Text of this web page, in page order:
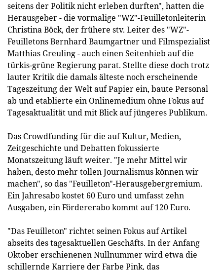
seitens der Politik nicht erleben durften", hatten die
Herausgeber - die vormalige "WZ"-Feuilletonleiterin
Christina Böck, der frühere stv. Leiter des "WZ"-
Feuilletons Bernhard Baumgartner und Filmspezialist
Matthias Greuling - auch einen Seitenhieb auf die
türkis-grüne Regierung parat. Stellte diese doch trotz
lauter Kritik die damals älteste noch erscheinende
Tageszeitung der Welt auf Papier ein, baute Personal
ab und etablierte ein Onlinemedium ohne Fokus auf
Tagesaktualität und mit Blick auf jüngeres Publikum.
Das Crowdfunding für die auf Kultur, Medien,
Zeitgeschichte und Debatten fokussierte
Monatszeitung läuft weiter. "Je mehr Mittel wir
haben, desto mehr tollen Journalismus können wir
machen", so das "Feuilleton"-Herausgebergremium.
Ein Jahresabo kostet 60 Euro und umfasst zehn
Ausgaben, ein Fördererabo kommt auf 120 Euro.
"Das Feuilleton" richtet seinen Fokus auf Artikel
abseits des tagesaktuellen Geschäfts. In der Anfang
Oktober erschienenen Nullnummer wird etwa die
schillernde Karriere der Farbe Pink, das